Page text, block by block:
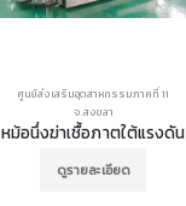
ศูนย์ส่งเสริมอุตสาหกรรมภาคที่ 11
จ.สงขลา
หม้อนึ่งฆ่าเชื้อภาตใต้แรงดัน
ดูรายละเอียด